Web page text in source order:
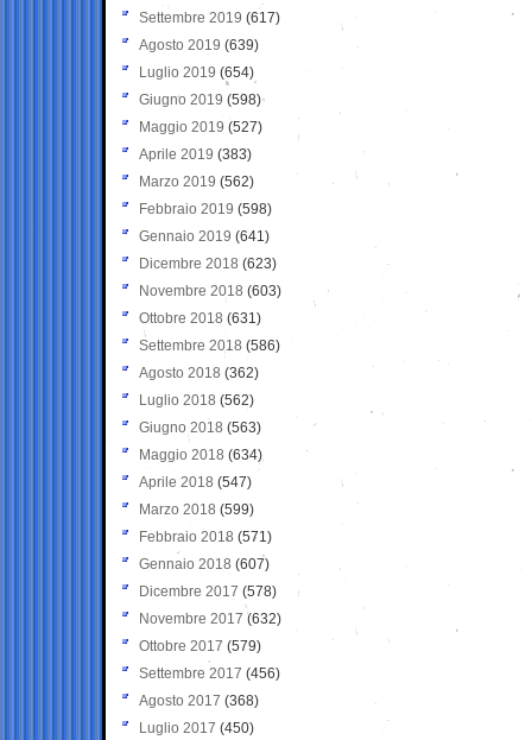
Settembre 2019 (617)
Agosto 2019 (639)
Luglio 2019 (654)
Giugno 2019 (598)
Maggio 2019 (527)
Aprile 2019 (383)
Marzo 2019 (562)
Febbraio 2019 (598)
Gennaio 2019 (641)
Dicembre 2018 (623)
Novembre 2018 (603)
Ottobre 2018 (631)
Settembre 2018 (586)
Agosto 2018 (362)
Luglio 2018 (562)
Giugno 2018 (563)
Maggio 2018 (634)
Aprile 2018 (547)
Marzo 2018 (599)
Febbraio 2018 (571)
Gennaio 2018 (607)
Dicembre 2017 (578)
Novembre 2017 (632)
Ottobre 2017 (579)
Settembre 2017 (456)
Agosto 2017 (368)
Luglio 2017 (450)